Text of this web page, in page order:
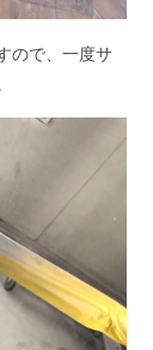
ので、一度サ